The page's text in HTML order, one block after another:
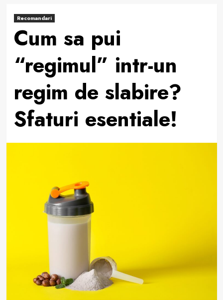
Recomandari
Cum sa pui
“regimul” intr-un
regim de slabire?
Sfaturi esentiale!